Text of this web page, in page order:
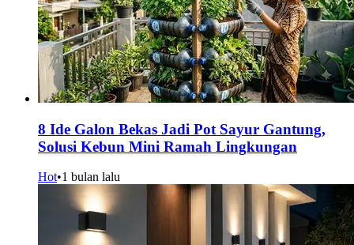
8 Ide Galon Bekas Jadi Pot Sayur Gantung,
Solusi Kebun Mini Ramah Lingkungan
Hot•1 bulan lalu